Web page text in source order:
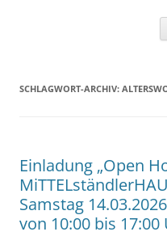
SCHLAGWORT-ARCHIV:
Einladung „Open
Samstag
von 10:00 bis 17:00